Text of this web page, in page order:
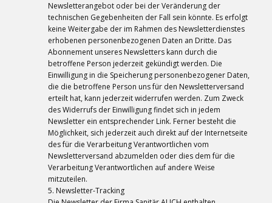
Newsletterangebot oder bei der Veränderung der
technischen Gegebenheiten der Fall sein könnte. Es erfolgt
keine Weitergabe der im Rahmen des Newsletterdienstes
erhobenen personenbezogenen Daten an Dritte. Das
Abonnement unseres Newsletters kann durch die
betroffene Person jederzeit gekündigt werden. Die
Einwilligung in die Speicherung personenbezogener Daten,
die die betroffene Person uns für den Newsletterversand
erteilt hat, kann jederzeit widerrufen werden. Zum Zweck
des Widerrufs der Einwilligung findet sich in jedem
Newsletter ein entsprechender Link. Ferner besteht die
Möglichkeit, sich jederzeit auch direkt auf der Internetseite
des für die Verarbeitung Verantwortlichen vom
Newsletterversand abzumelden oder dies dem für die
Verarbeitung Verantwortlichen auf andere Weise
mitzuteilen.
5. Newsletter-Tracking